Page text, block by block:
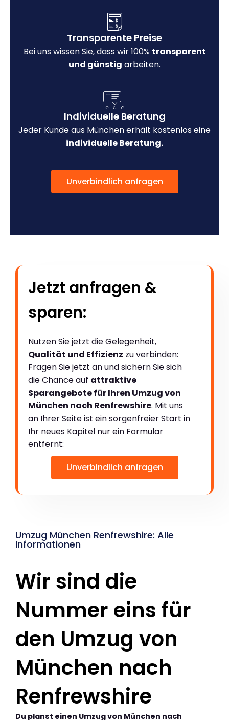
Transparente Preise
Bei uns wissen Sie, dass wir 100% transparent
und günstig arbeiten.
Individuelle Beratung
Jeder Kunde aus München erhält kostenlos eine
individuelle Beratung.
Unverbindlich anfragen
Jetzt anfragen &
sparen:
Nutzen Sie jetzt die Gelegenheit,
Qualität und Effizienz zu verbinden:
Fragen Sie jetzt an und sichern Sie sich
die Chance auf attraktive
Sparangebote für Ihren Umzug von
München nach Renfrewshire. Mit uns
an Ihrer Seite ist ein sorgenfreier Start in
Ihr neues Kapitel nur ein Formular
entfernt:
Unverbindlich anfragen
Umzug München Renfrewshire: Alle
Informationen
Wir sind die
Nummer eins für
den Umzug von
München nach
Renfrewshire
Du planst einen Umzug von München nach